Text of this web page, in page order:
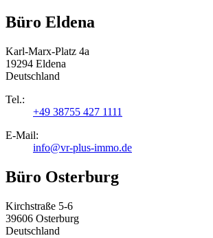
Büro Eldena
Karl-Marx-Platz 4a
19294 Eldena
Deutschland
Tel.:
+49 38755 427 1111
E-Mail:
info@vr-plus-immo.de
Büro Osterburg
Kirchstraße 5-6
39606 Osterburg
Deutschland